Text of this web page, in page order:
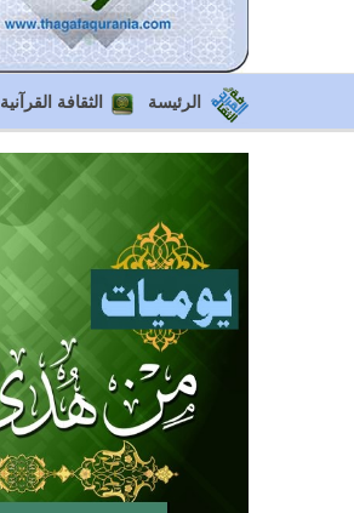
الرئيسة الثقافة القرآنية